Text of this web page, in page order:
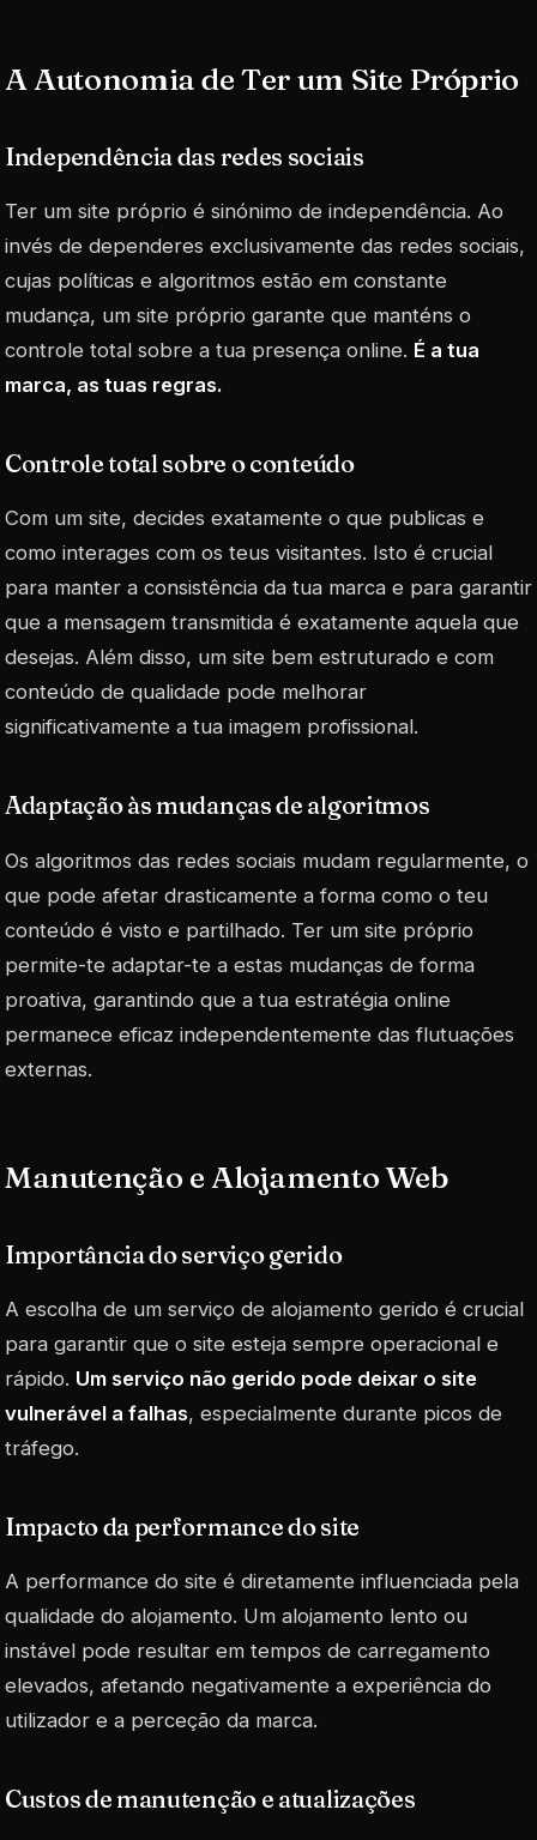
A Autonomia de Ter um Site Próprio
Independência das redes sociais
Ter um site próprio é sinónimo de independência. Ao
invés de dependeres exclusivamente das redes sociais,
cujas políticas e algoritmos estão em constante
mudança, um site próprio garante que manténs o
controle total sobre a tua presença online. É a tua
marca, as tuas regras.
Controle total sobre o conteúdo
Com um site, decides exatamente o que publicas e
como interages com os teus visitantes. Isto é crucial
para manter a consistência da tua marca e para garantir
que a mensagem transmitida é exatamente aquela que
desejas. Além disso, um site bem estruturado e com
conteúdo de qualidade pode melhorar
significativamente a tua imagem profissional.
Adaptação às mudanças de algoritmos
Os algoritmos das redes sociais mudam regularmente, o
que pode afetar drasticamente a forma como o teu
conteúdo é visto e partilhado. Ter um site próprio
permite-te adaptar-te a estas mudanças de forma
proativa, garantindo que a tua estratégia online
permanece eficaz independentemente das flutuações
externas.
Manutenção e Alojamento Web
Importância do serviço gerido
A escolha de um serviço de alojamento gerido é crucial
para garantir que o site esteja sempre operacional e
rápido. Um serviço não gerido pode deixar o site
vulnerável a falhas, especialmente durante picos de
tráfego.
Impacto da performance do site
A performance do site é diretamente influenciada pela
qualidade do alojamento. Um alojamento lento ou
instável pode resultar em tempos de carregamento
elevados, afetando negativamente a experiência do
utilizador e a perceção da marca.
Custos de manutenção e atualizações